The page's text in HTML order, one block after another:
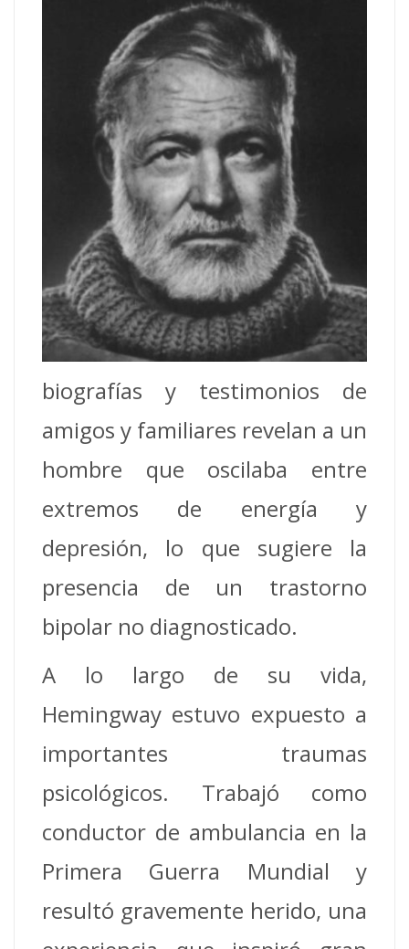
biografías y testimonios de
amigos y familiares revelan a un
hombre que oscilaba entre
extremos de energía y
depresión, lo que sugiere la
presencia de un trastorno
bipolar no diagnosticado.
A lo largo de su vida,
Hemingway estuvo expuesto a
importantes traumas
psicológicos. Trabajó como
conductor de ambulancia en la
Primera Guerra Mundial y
resultó gravemente herido, una